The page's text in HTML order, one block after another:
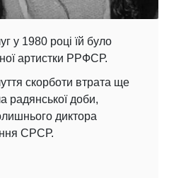
у 1980 році їй було
артистки РРФСР.
скорботи втрата ще
радянської доби,
диктора
СРСР.